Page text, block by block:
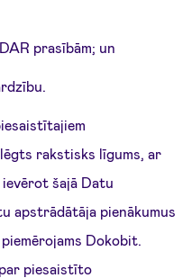
prasībām; un
rakstisks līgums, ar
šajā Datu
apstrādātāja pienākumus
Dokobit.
piesaistīto